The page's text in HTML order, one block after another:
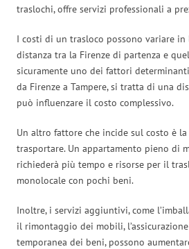
traslochi, offre servizi professionali a
I costi di un trasloco possono variare in
distanza tra la Firenze di partenza e
sicuramente uno dei fattori
da Firenze a Tampere, si tratta di una
può influenzare il costo complessivo.
Un altro fattore che incide sul costo è
trasportare. Un appartamento pieno di
richiederà più tempo e risorse per il
monolocale con pochi beni.
Inoltre, i servizi aggiuntivi, come
il rimontaggio dei mobili,
temporanea dei beni, possono